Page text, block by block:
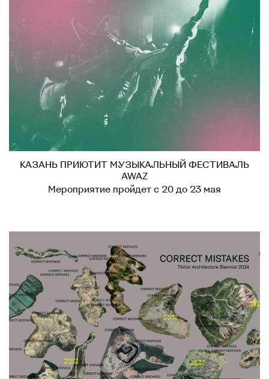
КАЗАНЬ ПРИЮТИТ МУЗЫКАЛЬНЫЙ ФЕСТИВАЛЬ
AWAZ
Мероприятие пройдет с 20 до 23 мая